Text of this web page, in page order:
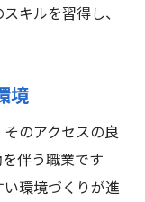
ア形成
ス
キルを習得し、
境
のアクセスの良
伴う職業です
環境づくりが進